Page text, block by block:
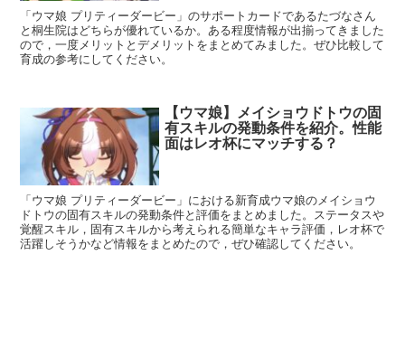
「ウマ娘 プリティーダービー」のサポートカードであるたづなさん
と桐生院はどちらが優れているか。ある程度情報が出揃ってきました
ので，一度メリットとデメリットをまとめてみました。ぜひ比較して
育成の参考にしてください。
【ウマ娘】メイショウドトウの固
有スキルの発動条件を紹介。性能
面はレオ杯にマッチする？
「ウマ娘 プリティーダービー」における新育成ウマ娘のメイショウ
ドトウの固有スキルの発動条件と評価をまとめました。ステータスや
覚醒スキル，固有スキルから考えられる簡単なキャラ評価，レオ杯で
活躍しそうかなど情報をまとめたので，ぜひ確認してください。